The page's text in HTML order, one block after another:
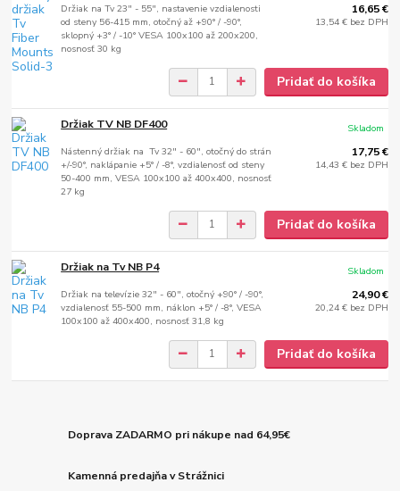
Držiak na Tv 23" - 55", nastavenie vzdialenosti
od steny 56-415 mm, otočný až +90° / -90°,
sklopný +3° / -10° VESA 100x100 až 200x200,
nosnosť 30 kg
16,65 €
13,54 € bez DPH
Pridať do košíka
Držiak TV NB DF400
Nástenný držiak na Tv 32" - 60", otočný do strán
+/-90°, naklápanie +5° / -8°, vzdialenosť od steny
50-400 mm, VESA 100x100 až 400x400, nosnosť
27 kg
17,75 €
14,43 € bez DPH
Skladom
Pridať do košíka
Držiak na Tv NB P4
Držiak na televízie 32" - 60", otočný +90° / -90°,
vzdialenosť 55-500 mm, náklon +5° / -8°, VESA
100x100 až 400x400, nosnosť 31,8 kg
24,90 €
20,24 € bez DPH
Skladom
Pridať do košíka
Doprava ZADARMO pri nákupe nad 64,95€
Kamenná predajňa v Strážnici